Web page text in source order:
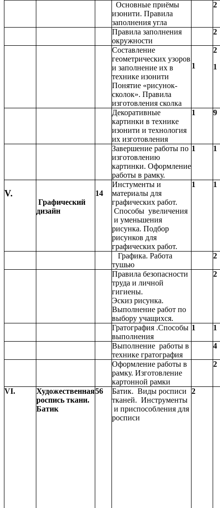
Основные приёмы
изонити. Правила
заполнения угла
2
Правила заполнения
окружности
2
Составление
геометрических узоров
и заполнение их в
технике изонити
Понятие «рисунок-
сколок». Правила
изготовления сколка
1
2
1
Декоративные
картинки в технике
изонити и технология
их изготовления
1 9
Завершение работы по
изготовлению
картинки. Оформление
работы в рамку.
1 1
V.
Графический
дизайн
14
Инстументы и
материалы для
графических работ.
Способы увеличения
и уменьшения
рисунка. Подбор
рисунков для
графических работ.
1 1
Графика. Работа
тушью
2
Правила безопасности
труда и личной
гигиены.
Эскиз рисунка.
Выполнение работ по
выбору учащихся.
2
Гратография .Способы
выполнения
1 1
Выполнение работы в
технике гратография
4
Оформление работы в
рамку. Изготовление
картонной рамки
2
VI.
Художественная
роспись ткани.
Батик
56
Батик. Виды росписи
тканей. Инструменты
и приспособления для
росписи
2